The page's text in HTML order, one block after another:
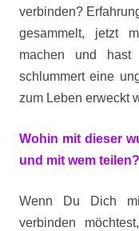
verbinden?
gesammelt, jetzt
machen und
schlummert eine
zum Leben erweckt
Wohin mit dieser
und mit wem teilen?
Wenn Du Dich
verbinden